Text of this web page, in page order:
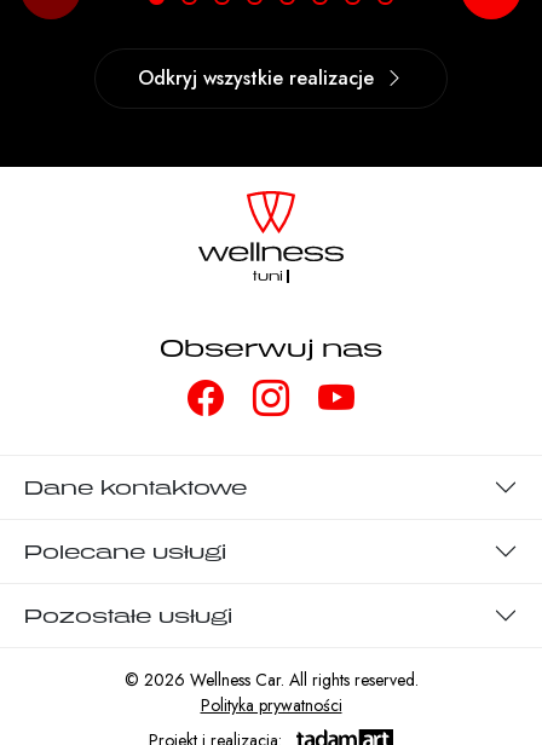
Odkryj wszystkie realizacje
t
Obserwuj nas
Dane kontaktowe
Polecane usługi
Pozostałe usługi
© 2026 Wellness Car. All rights reserved.
Polityka prywatności